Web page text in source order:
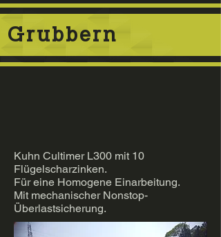
Grubbern
Kuhn Cultimer L300 mit 10
Flügelscharzinken.
Für eine Homogene Einarbeitung.
Mit mechanischer Nonstop-
Überlastsicherung.